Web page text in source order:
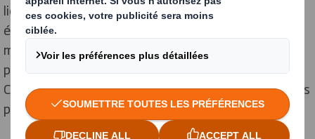
lieu d’abattage et même présentation vidéo de son
éleveur ! Après le poulet, les tomates, les œufs, le lait
microfiltré, les pêches et nectarines, le pomelo, la
poularde, les carottes ou encore le rocamadour, le
Camembert de Normandie vient de rejoindre le club très
prisé des « produits blockchainisés » chez Carrefour.